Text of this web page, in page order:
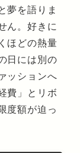
夢を語りま
ん。好きに
ほどの熱量
日には別の
ッションへ
費」とリボ
度額が迫っ